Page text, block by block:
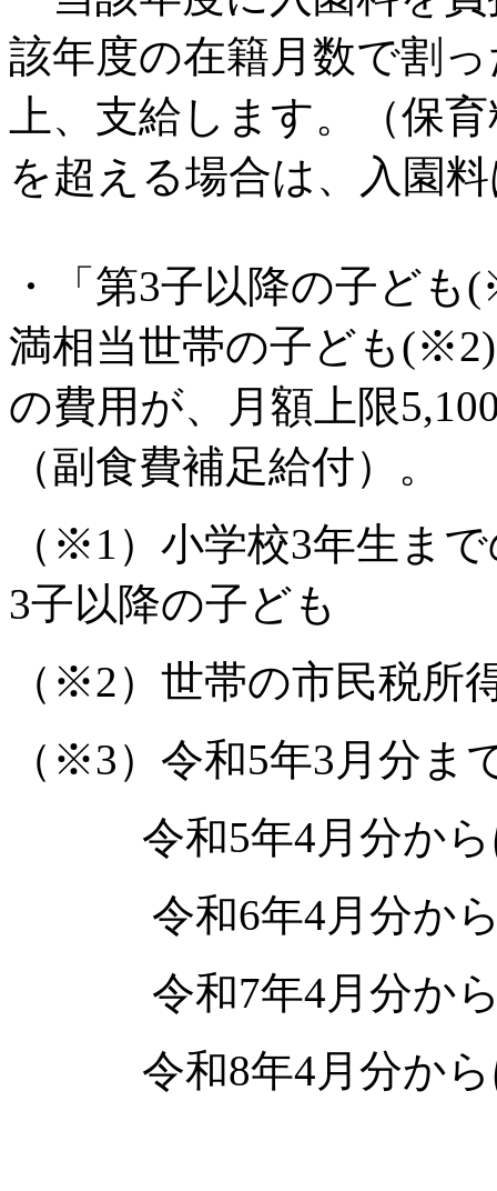
該年度の在籍月数で割
上、支給します。（保
を超える場合は、入園
・「第3子以降の子ど
満相当世帯の子ども
の費用が、月額上限
（副食費補足給付）。
（※1）小学校3年生ま
3子以降の子ども
（※2）世帯の市民税所
（※3）令和5年3月分ま
令和5年4月分からは
令和6年4月分から
令和7年4月分から
令和8年4月分からは